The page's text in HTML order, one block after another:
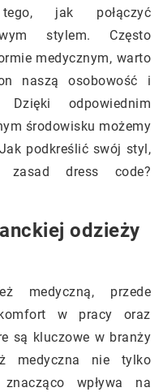
tego, jak połączyć
stylem. Często
medycznym, warto
naszą osobowość i
odpowiednim
środowisku możemy
podkreślić swój styl,
zasad dress code?
odzieży
medyczną, przede
w pracy oraz
są kluczowe w branży
medyczna nie tylko
wpływa na